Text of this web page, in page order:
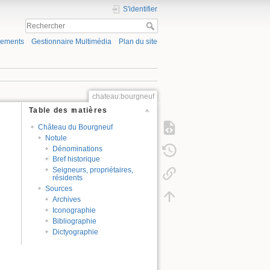
S'identifier
Gestionnaire Multimédia Plan du site
chateau:bourgneuf
Table des matières
Château du Bourgneuf
Notule
Dénominations
Bref historique
Seigneurs, propriétaires,
résidents
Sources
Archives
Iconographie
Bibliographie
Dictyographie